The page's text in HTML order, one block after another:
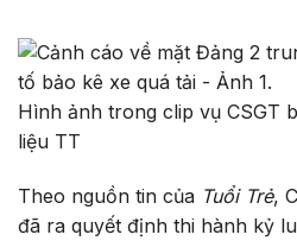
Hình ảnh trong clip vụ CSGT
liệu TT
Theo nguồn tin của Tuổi Trẻ,
đã ra quyết định thi hành kỷ